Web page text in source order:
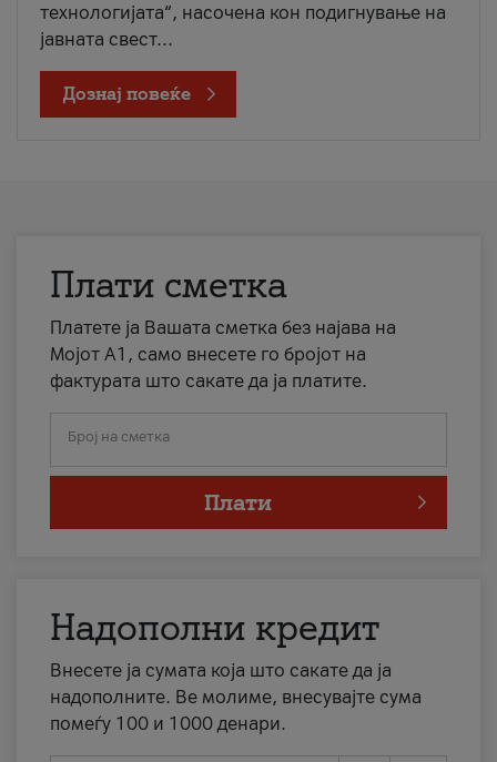
технологијата“, насочена кон подигнување на
јавната свест...
Дознај повеќе
Плати сметка
Платете ја Вашата сметка без најава на
Мојот А1, само внесете го бројот на
фактурата што сакате да ја платите.
Број на сметка
Плати
Надополни кредит
Внесете ја сумата која што сакате да ја
надополните. Ве молиме, внесувајте сума
помеѓу 100 и 1000 денари.